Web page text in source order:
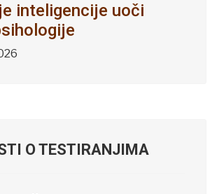
inteligencije uoči
O TESTIRANJIMA